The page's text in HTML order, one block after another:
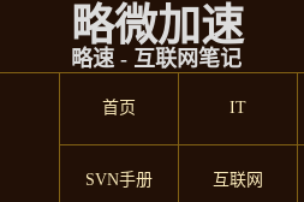
略微加速
略速 - 互联网笔记
首页 IT
SVN手册 互联网